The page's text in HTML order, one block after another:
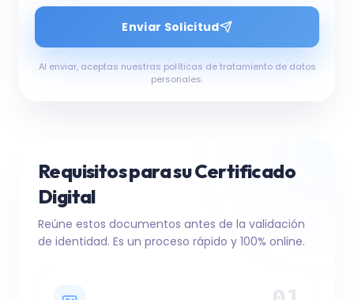
Enviar Solicitud
Al enviar, aceptas nuestras políticas de tratamiento de datos
personales.
Requisitos para suCertificado
Digital
Reúne estos documentos antes de la validación
de identidad. Es un proceso rápido y 100% online.